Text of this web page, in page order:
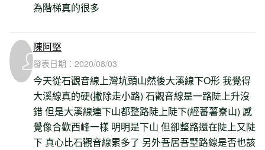
為階梯真的很多
陳阿堅
發表日期： 2020/08/03
今天從石觀音線上灣坑頭山然後大溪線下O形 我覺得
大溪線真的硬(撇除走小路) 石觀音線是一路陡上升沒
錯 但是大溪線連下山都整路陡上陡下(經蕃薯寮山) 感
覺像合歡西峰一樣 明明是下山 但卻整路還在陡上又陡
下 真心比石觀音線累多了 另外吾居吾墅路線是否也該